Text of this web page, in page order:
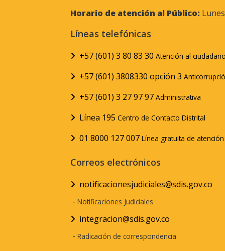
Horario de atención al Público:
Líneas telefónicas
+57 (601) 3 80 83 30 Atención al
+57 (601) 3808330 opción 3
+57 (601) 3 27 97 97 Administrativa
Línea 195 Centro de Contacto Distrital
01 8000 127 007 Línea gratuita de
Correos electrónicos
notificacionesjudiciales@sdis.gov.co
- Notificaciones Judiciales
integracion@sdis.gov.co
- Radicación de correspondencia